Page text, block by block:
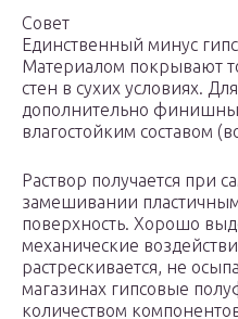
Совет
Единственный минус
Материалом покрывают
стен в сухих условиях.
дополнительно
влагостойким составом
Раствор получается при
замешивании
поверхность. Хорошо
механические
растрескивается, не
магазинах гипсовые
количеством